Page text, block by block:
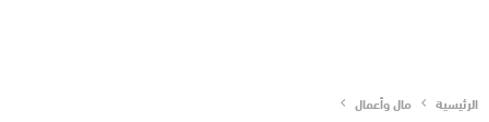
الرئيسية مال وأعمال